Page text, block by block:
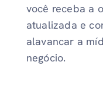
você receba a
atualizada e
alavancar a
negócio.